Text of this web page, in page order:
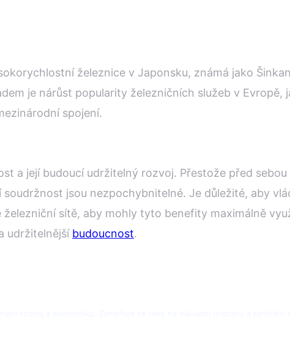
železnice v Japonsku, známá jako
je nárůst popularity železničních služeb v Evropě,
spojení.
a její budoucí udržitelný rozvoj. Přestože před
soudržnost jsou nezpochybnitelné. Je důležité, aby
sítě, aby mohly tyto benefity maximálně
udržitelnější budoucnost.